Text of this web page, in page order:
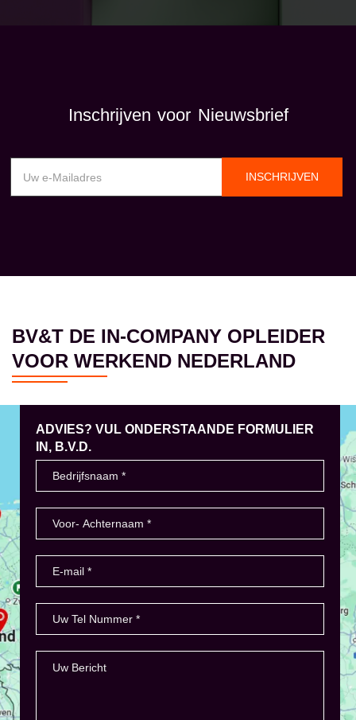
Inschrijven voor Nieuwsbrief
INSCHRIJVEN
BV&T DE IN-COMPANY OPLEIDER
VOOR WERKEND NEDERLAND
ADVIES? VUL ONDERSTAANDE FORMULIER
IN, B.V.D.